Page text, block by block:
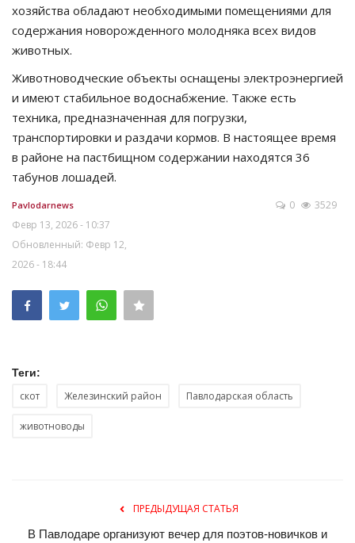
хозяйства обладают необходимыми помещениями для
содержания новорожденного молодняка всех видов
животных.
Животноводческие объекты оснащены электроэнергией
и имеют стабильное водоснабжение. Также есть
техника, предназначенная для погрузки,
транспортировки и раздачи кормов. В настоящее время
в районе на пастбищном содержании находятся 36
табунов лошадей.
Pavlodarnews
Февр 13, 2026 - 10:37
Обновленный: Февр 12,
2026 - 18:44
0 3529
Теги:
скот Железинский район Павлодарская область
животноводы
ПРЕДЫДУЩАЯ СТАТЬЯ
В Павлодаре организуют вечер для поэтов-новичков и